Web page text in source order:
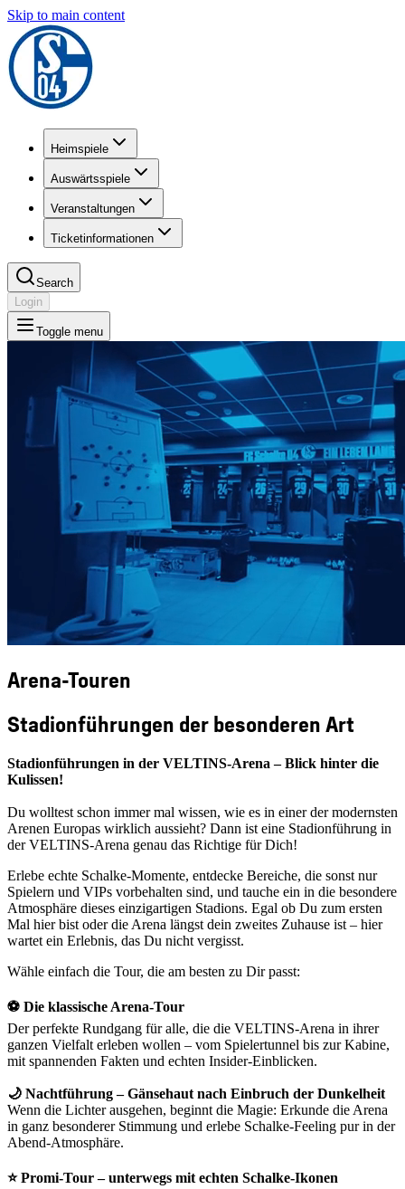
Skip to main content
Heimspiele
Auswärtsspiele
Veranstaltungen
Ticketinformationen
Search
Login
Toggle menu
Arena-Touren
Stadionführungen der besonderen Art
Stadionführungen in der VELTINS-Arena – Blick hinter die
Kulissen!
Du wolltest schon immer mal wissen, wie es in einer der modernsten
Arenen Europas wirklich aussieht? Dann ist eine Stadionführung in
der VELTINS-Arena genau das Richtige für Dich!
Erlebe echte Schalke-Momente, entdecke Bereiche, die sonst nur
Spielern und VIPs vorbehalten sind, und tauche ein in die besondere
Atmosphäre dieses einzigartigen Stadions. Egal ob Du zum ersten
Mal hier bist oder die Arena längst dein zweites Zuhause ist – hier
wartet ein Erlebnis, das Du nicht vergisst.
Wähle einfach die Tour, die am besten zu Dir passt:
⚽ Die klassische Arena-Tour
Der perfekte Rundgang für alle, die die VELTINS-Arena in ihrer
ganzen Vielfalt erleben wollen – vom Spielertunnel bis zur Kabine,
mit spannenden Fakten und echten Insider-Einblicken.
🌙 Nachtführung – Gänsehaut nach Einbruch der Dunkelheit
Wenn die Lichter ausgehen, beginnt die Magie: Erkunde die Arena
in ganz besonderer Stimmung und erlebe Schalke-Feeling pur in der
Abend-Atmosphäre.
⭐ Promi-Tour – unterwegs mit echten Schalke-Ikonen